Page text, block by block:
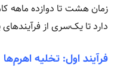
زمان هشت تا دوازده ماهه
دارد تا یک‌سری از
فرآیند اول: تخلیه اهرم‌ها